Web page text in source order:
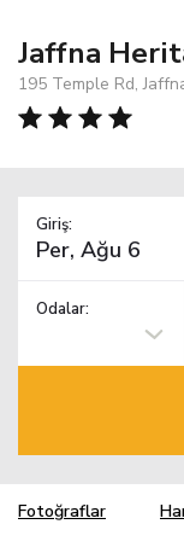
Jaffna
195 Temple Rd,
Giriş:
Odalar:
Fotoğraflar